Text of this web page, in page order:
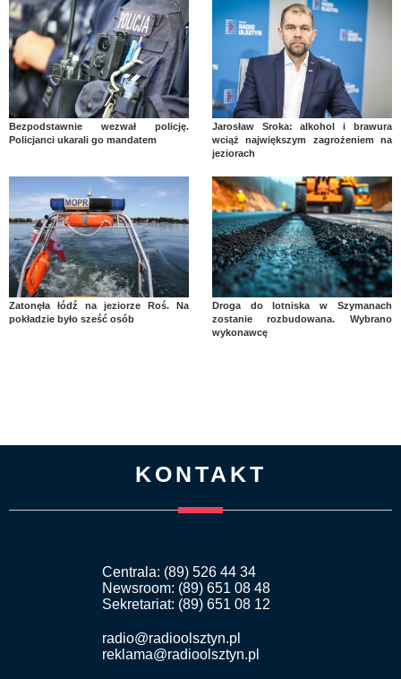
Bezpodstawnie wezwał policję.
Policjanci ukarali go mandatem
Jarosław Sroka: alkohol i brawura
wciąż największym zagrożeniem na
jeziorach
Zatonęła łódź na jeziorze Roś. Na
pokładzie było sześć osób
Droga do lotniska w Szymanach
zostanie rozbudowana. Wybrano
wykonawcę
KONTAKT
Centrala: (89) 526 44 34
Newsroom: (89) 651 08 48
Sekretariat: (89) 651 08 12
radio@radioolsztyn.pl
reklama@radioolsztyn.pl